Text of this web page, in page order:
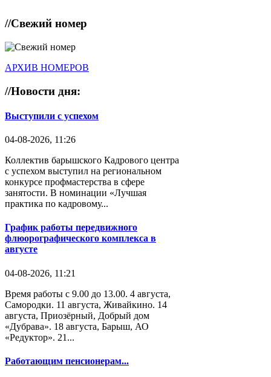
//Свежий номер
АРХИВ НОМЕРОВ
//Новости дня:
Выступили с успехом
04-08-2026, 11:26
Коллектив барышского Кадрового центра
с успехом выступил на региональном
конкурсе профмастерства в сфере
занятости. В номинации «Лучшая
практика по кадровому...
График работы передвижного
флюорографического комплекса в
августе
04-08-2026, 11:21
Время работы с 9.00 до 13.00. 4 августа,
Самородки. 11 августа, Живайкино. 14
августа, Приозёрный, Добрый дом
«Дубрава». 18 августа, Барыш, АО
«Редуктор». 21...
Работающим пенсионерам...